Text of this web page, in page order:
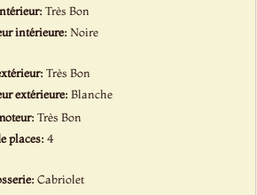
Très Bon
intérieure:Noire
Très Bon
extérieure:Blanche
Très Bon
places:4
Cabriolet